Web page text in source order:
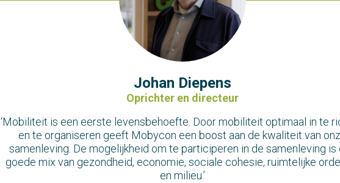
Johan Diepens
Oprichter en directeur
‘Mobiliteit is een eerste levensbehoefte. Door mobiliteit optimaal in te
en te organiseren geeft Mobycon een boost aan de kwaliteit van
samenleving. De mogelijkheid om te participeren in de samenleving is
goede mix van gezondheid, economie, sociale cohesie, ruimtelijke
en milieu.’